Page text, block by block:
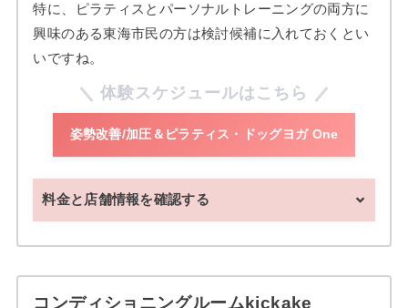
特に、ピラティスとパーソナルトレーニングの両方に
興味のある東海市民の方は検討候補に入れておくとい
いですね。
体験スケジュールはこちら
姿勢改善/加圧＆ピラティス・ドッグヨガ One
料金と店舗情報を確認する
コンディショニングルームkickake